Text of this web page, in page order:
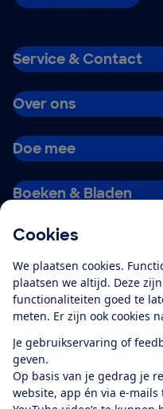
Cookies
We plaatsen cookies.
plaatsen we altijd. Deze
functionaliteiten goed te
meten. Er zijn ook cookies
Je gebruikservaring of
geven.
Op basis van je gedrag je
website, app én via e-mails
Service & Contact
Over ons
Doe mee
Boeken & Bladen
Alles
app
Algemene